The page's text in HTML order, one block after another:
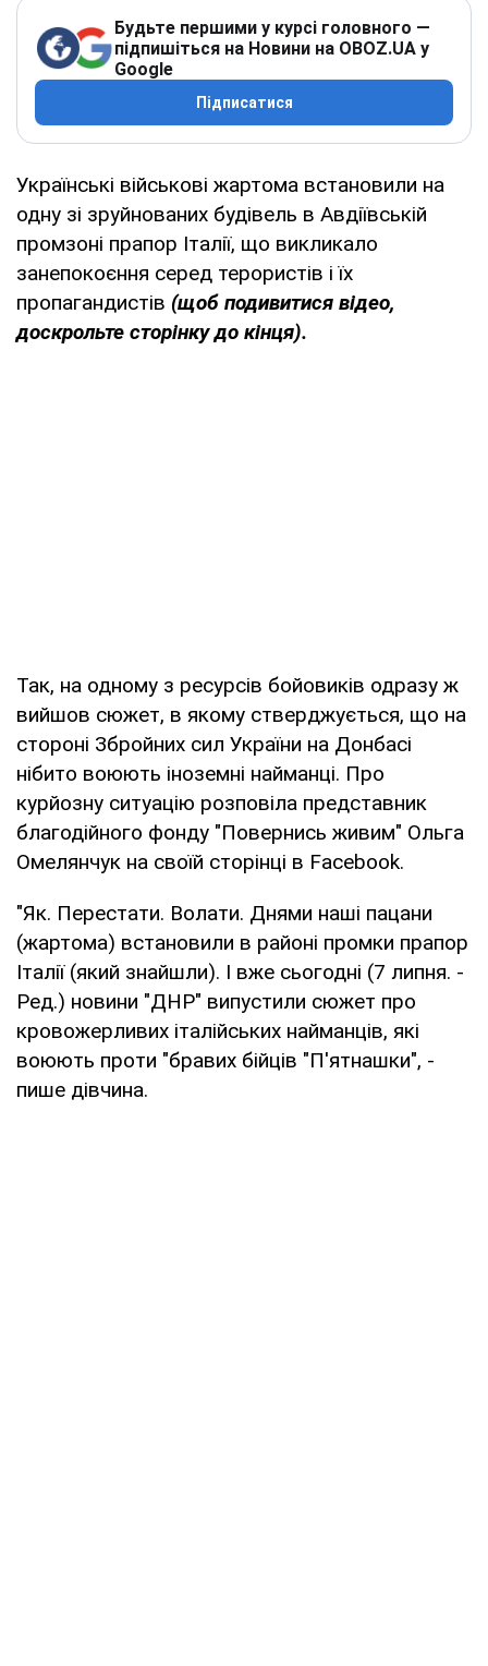
Будьте першими у курсі головного —
підпишіться на Новини на OBOZ.UA у
Google
Підписатися
Українські військові жартома встановили на
одну зі зруйнованих будівель в Авдіївській
промзоні прапор Італії, що викликало
занепокоєння серед терористів і їх
пропагандистів (щоб подивитися відео,
доскрольте сторінку до кінця).
Так, на одному з ресурсів бойовиків одразу ж
вийшов сюжет, в якому стверджується, що на
стороні Збройних сил України на Донбасі
нібито воюють іноземні найманці. Про
курйозну ситуацію розповіла представник
благодійного фонду "Повернись живим" Ольга
Омелянчук на своїй сторінці в Facebook.
"Як. Перестати. Волати. ​​Днями наші пацани
(жартома) встановили в районі промки прапор
Італії (який знайшли). І вже сьогодні (7 липня. -
Ред.) новини "ДНР" випустили сюжет про
кровожерливих італійських найманців, які
воюють проти "бравих бійців "П'ятнашки", -
пише дівчина.